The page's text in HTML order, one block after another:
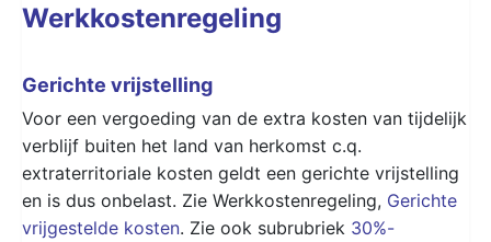
Werkkostenregeling
Gerichte vrijstelling
Voor een vergoeding van de extra kosten van tijdelijk
verblijf buiten het land van herkomst c.q.
extraterritoriale kosten geldt een gerichte vrijstelling
en is dus onbelast. Zie Werkkostenregeling, Gerichte
vrijgestelde kosten. Zie ook subrubriek 30%-